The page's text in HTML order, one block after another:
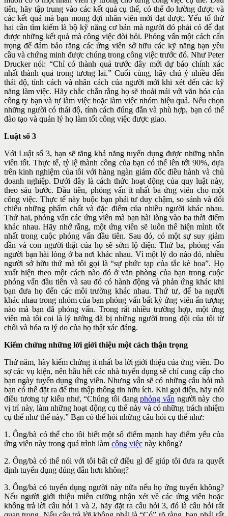
tiên, hãy tập trung vào các kết quả cụ thể, có thể đo lường được và
các kết quả mà bạn mong đợi nhân viên mới đạt được. Yếu tố thứ
hai cần tìm kiếm là bộ kỹ năng cơ bản mà người đó phải có để đạt
được những kết quả mà công việc đòi hỏi. Phỏng vấn một cách cẩn
trọng để đảm bảo rằng các ứng viên sở hữu các kỹ năng bạn yêu
cầu và chứng minh được chúng trong công việc trước đó. Như Peter
Drucker nói: “Chỉ có thành quả trước đây mới dự báo chính xác
nhất thành quả trong tương lai.” Cuối cùng, hãy chú ý nhiều đến
thái độ, tính cách và nhân cách của người mới khi xét đến các kỹ
năng làm việc. Hãy chắc chắn rằng họ sẽ thoải mái với văn hóa của
công ty bạn và tự làm việc hoặc làm việc nhóm hiệu quả. Nếu chọn
những người có thái độ, tính cách đúng đắn và phù hợp, bạn có thể
đào tạo và quản lý họ làm tốt công việc được giao.
Luật số 3
Với Luật số 3, bạn sẽ tăng khả năng tuyển dụng được những nhân
viên tốt. Thực tế, tỷ lệ thành công của bạn có thể lên tới 90%, dựa
trên kinh nghiệm của tôi với hàng ngàn giám đốc điều hành và chủ
doanh nghiệp. Dưới đây là cách thức hoạt động của quy luật này,
theo sáu bước. Đầu tiên, phỏng vấn ít nhất ba ứng viên cho một
công việc. Thực tế này buộc bạn phải tư duy chậm, so sánh và đối
chiếu những phẩm chất và đặc điểm của nhiều người khác nhau.
Thứ hai, phỏng vấn các ứng viên mà bạn hài lòng vào ba thời điểm
khác nhau. Hãy nhớ rằng, một ứng viên sẽ luôn thể hiện mình tốt
nhất trong cuộc phỏng vấn đầu tiên. Sau đó, có một sự suy giảm
dần và con người thật của họ sẽ sớm lộ diện. Thứ ba, phỏng vấn
người bạn hài lòng ở ba nơi khác nhau. Vì một lý do nào đó, nhiều
người sở hữu thứ mà tôi gọi là “sự phức tạp của tắc kè hoa”. Họ
xuất hiện theo một cách nào đó ở văn phòng của bạn trong cuộc
phỏng vấn đầu tiên và sau đó có hành động và phản ứng khác khi
bạn đưa họ đến các môi trường khác nhau. Thứ tư, để ba người
khác nhau trong nhóm của bạn phỏng vấn bất kỳ ứng viên ấn tượng
nào mà bạn đã phỏng vấn. Trong rất nhiều trường hợp, một ứng
viên mà tôi coi là lý tưởng đã bị những người trong đội của tôi từ
chối và hóa ra lý do của họ thật xác đáng.
Kiểm chứng những lời giới thiệu một cách thận trọng
Thứ năm, hãy kiểm chứng ít nhất ba lời giới thiệu của ứng viên. Do
sợ các vụ kiện, nên hầu hết các nhà tuyển dụng sẽ chỉ cung cấp cho
bạn ngày tuyển dụng ứng viên. Nhưng vẫn sẽ có những câu hỏi mà
bạn có thể đặt ra để thu thập thông tin hữu ích. Khi gọi điện, hãy nói
điều tương tự kiểu như, “Chúng tôi đangphỏng vấn người này cho
vị trí này, làm những hoạt động cụ thể này và có những trách nhiệm
cụ thể như thế này.” Bạn có thể hỏi những câu hỏi cụ thể như:
1. Ông/bà có thể cho tôi biết một số điểm mạnh hay điểm yếu của
ứng viên này trong quá trình làm công việc này không?
2. Ông/bà có thể nói với tôi bất cứ điều gì để giúp tôi đưa ra quyết
định tuyển dụng đúng đắn hơn không?
3. Ông/bà có tuyển dụng người này nữa nếu họ ứng tuyển không?
Nếu người giới thiệu miễn cưỡng nhận xét về các ứng viên hoặc
không trả lời câu hỏi 1 và 2, hãy đặt ra câu hỏi 3, đó là câu hỏi rất